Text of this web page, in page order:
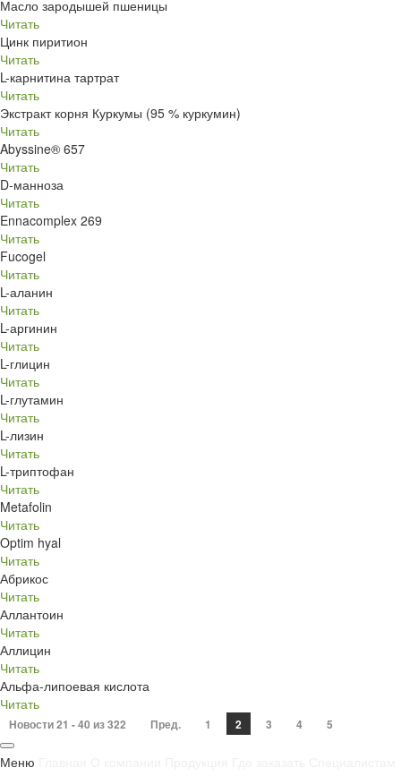
Масло зародышей пшеницы
Читать
Цинк пиритион
Читать
L-карнитина тартрат
Читать
Экстракт корня Куркумы (95 % куркумин)
Читать
Abyssine® 657
Читать
D-манноза
Читать
Ennacomplex 269
Читать
Fucogel
Читать
L-аланин
Читать
L-аргинин
Читать
L-глицин
Читать
L-глутамин
Читать
L-лизин
Читать
L-триптофан
Читать
Metafolin
Читать
Optim hyal
Читать
Абрикос
Читать
Аллантоин
Читать
Аллицин
Читать
Альфа-липоевая кислота
Читать
Новости 21 - 40 из 322 Пред. 1 2 3 4 5
Меню